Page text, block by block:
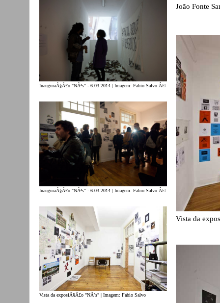
InauguraÃ§Ã£o "NÃ³s" - 6.03.2014 | Imagem: Fabio Salvo Â©
InauguraÃ§Ã£o "NÃ³s" - 6.03.2014 | Imagem: Fabio Salvo Â©
Vista da exposiÃ§Ã£o "NÃ³s" | Imagem: Fabio Salvo
João Fonte
Vista da